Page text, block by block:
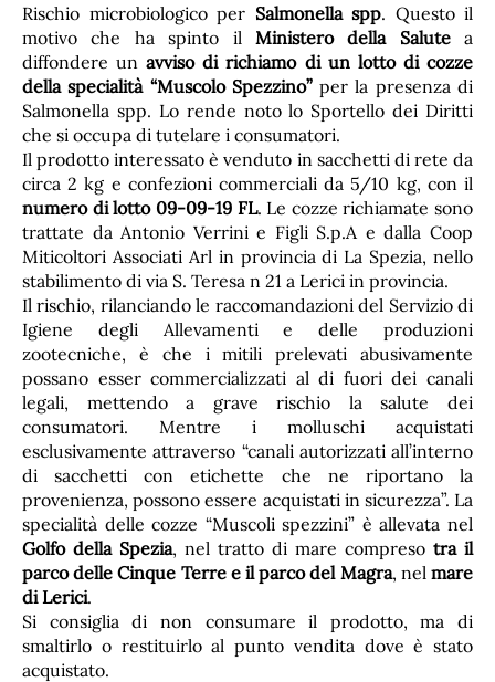
Rischio microbiologico per Salmonella spp. Questo il
motivo che ha spinto il Ministero della Salutea
diffondere unavviso di richiamo di un lotto di cozze
della specialità “Muscolo Spezzino”per la presenza di
Salmonella spp. Lo rende noto lo Sportello dei Diritti
che si occupa di tutelare i consumatori.
Il prodotto interessato è venduto in sacchetti di rete da
circa 2 kg e confezioni commerciali da 5/10 kg, con il
numero di lotto 09-09-19 FL. Le cozze richiamate sono
trattate da Antonio Verrini e Figli S.p.A e dalla Coop
Miticoltori Associati Arl in provincia di La Spezia, nello
stabilimento di via S. Teresa n 21 a Lerici in provincia.
Il rischio, rilanciando le raccomandazioni del Servizio di
Igiene degli Allevamenti e delle produzioni
zootecniche, è che i mitili prelevati abusivamente
possano esser commercializzati al di fuori dei canali
legali, mettendo a grave rischio la salute dei
consumatori. Mentre i molluschi acquistati
esclusivamente attraverso “canali autorizzati all’interno
di sacchetti con etichette che ne riportano la
provenienza, possono essere acquistati in sicurezza”. La
specialità delle cozze “Muscoli spezzini” è allevata nel
Golfo della Spezia, nel tratto di mare compreso tra il
parco delle Cinque Terre e il parco del Magra, nelmare
di Lerici.
Si consiglia di non consumare il prodotto, ma di
smaltirlo o restituirlo al punto vendita dove è stato
acquistato.